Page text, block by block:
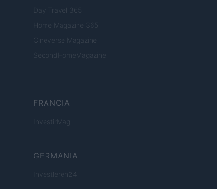
Day Travel 365
Home Magazine 365
Cineverse Magazine
SecondHomeMagazine
FRANCIA
InvestirMag
GERMANIA
Investieren24